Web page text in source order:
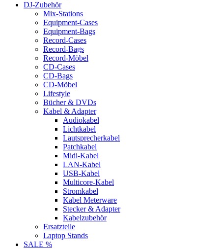
DJ-Zubehör
Mix-Stations
Equipment-Cases
Equipment-Bags
Record-Cases
Record-Bags
Record-Möbel
CD-Cases
CD-Bags
CD-Möbel
Lifestyle
Bücher & DVDs
Kabel & Adapter
Audiokabel
Lichtkabel
Lautsprecherkabel
Patchkabel
Midi-Kabel
LAN-Kabel
USB-Kabel
Multicore-Kabel
Stromkabel
Kabel Meterware
Stecker & Adapter
Kabelzubehör
Ersatzteile
Laptop Stands
SALE %